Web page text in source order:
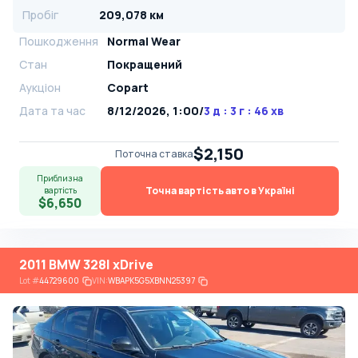
Пробіг
209,078 км
Пошкодження
Normal Wear
Стан
Покращений
Аукціон
Copart
Дата та час
8/12/2026, 1:00/3 д : 3 г : 46 хв
Поточна ставка$2,150
Приблизна
вартість
$6,650
Точна вартість авто в Україні
2011 BMW 328I xDrive
Lot#44729600 VIN:WBAPK5G5XBNN25397